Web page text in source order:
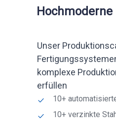
Unser
komplexe
erfüllen
10+
10+ verzinkte